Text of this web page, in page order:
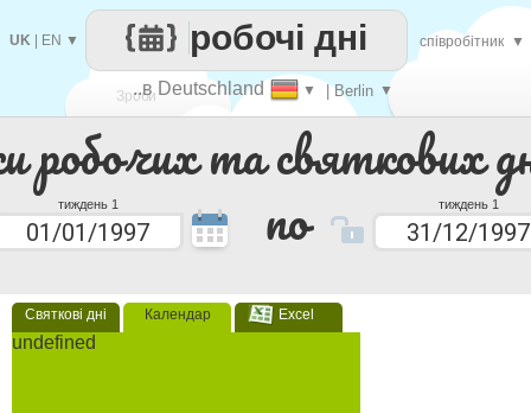
робочих та святкових
тиждень 1 по тиждень 1
Святкові дні Календар Excel
undefined
Зроби
кожен
..в Deutschland ▼ | Berlin ▼
робочі дні
UK EN ▼ співробітник ▼